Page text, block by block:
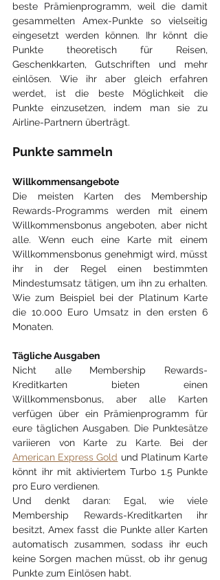
beste Prämienprogramm, weil die damit
gesammelten Amex-Punkte so vielseitig
eingesetzt werden können. Ihr könnt die
Punkte theoretisch für Reisen,
Geschenkkarten, Gutschriften und mehr
einlösen. Wie ihr aber gleich erfahren
werdet, ist die beste Möglichkeit die
Punkte einzusetzen, indem man sie zu
Airline-Partnern überträgt.
Punkte sammeln
Willkommensangebote
Die meisten Karten des Membership
Rewards-Programms werden mit einem
Willkommensbonus angeboten, aber nicht
alle. Wenn euch eine Karte mit einem
Willkommensbonus genehmigt wird, müsst
ihr in der Regel einen bestimmten
Mindestumsatz tätigen, um ihn zu erhalten.
Wie zum Beispiel bei der Platinum Karte
die 10.000 Euro Umsatz in den ersten 6
Monaten.
Tägliche Ausgaben
Nicht alle Membership Rewards-
Kreditkarten bieten einen
Willkommensbonus, aber alle Karten
verfügen über ein Prämienprogramm für
eure täglichen Ausgaben. Die Punktesätze
American Express Gold und Platinum Karte
könnt ihr mit aktiviertem Turbo 1.5 Punkte
pro Euro verdienen.
Und denkt daran: Egal, wie viele
Membership Rewards-Kreditkarten ihr
besitzt, Amex fasst die Punkte aller Karten
automatisch zusammen, sodass ihr euch
keine Sorgen machen müsst, ob ihr genug
Punkte zum Einlösen habt.